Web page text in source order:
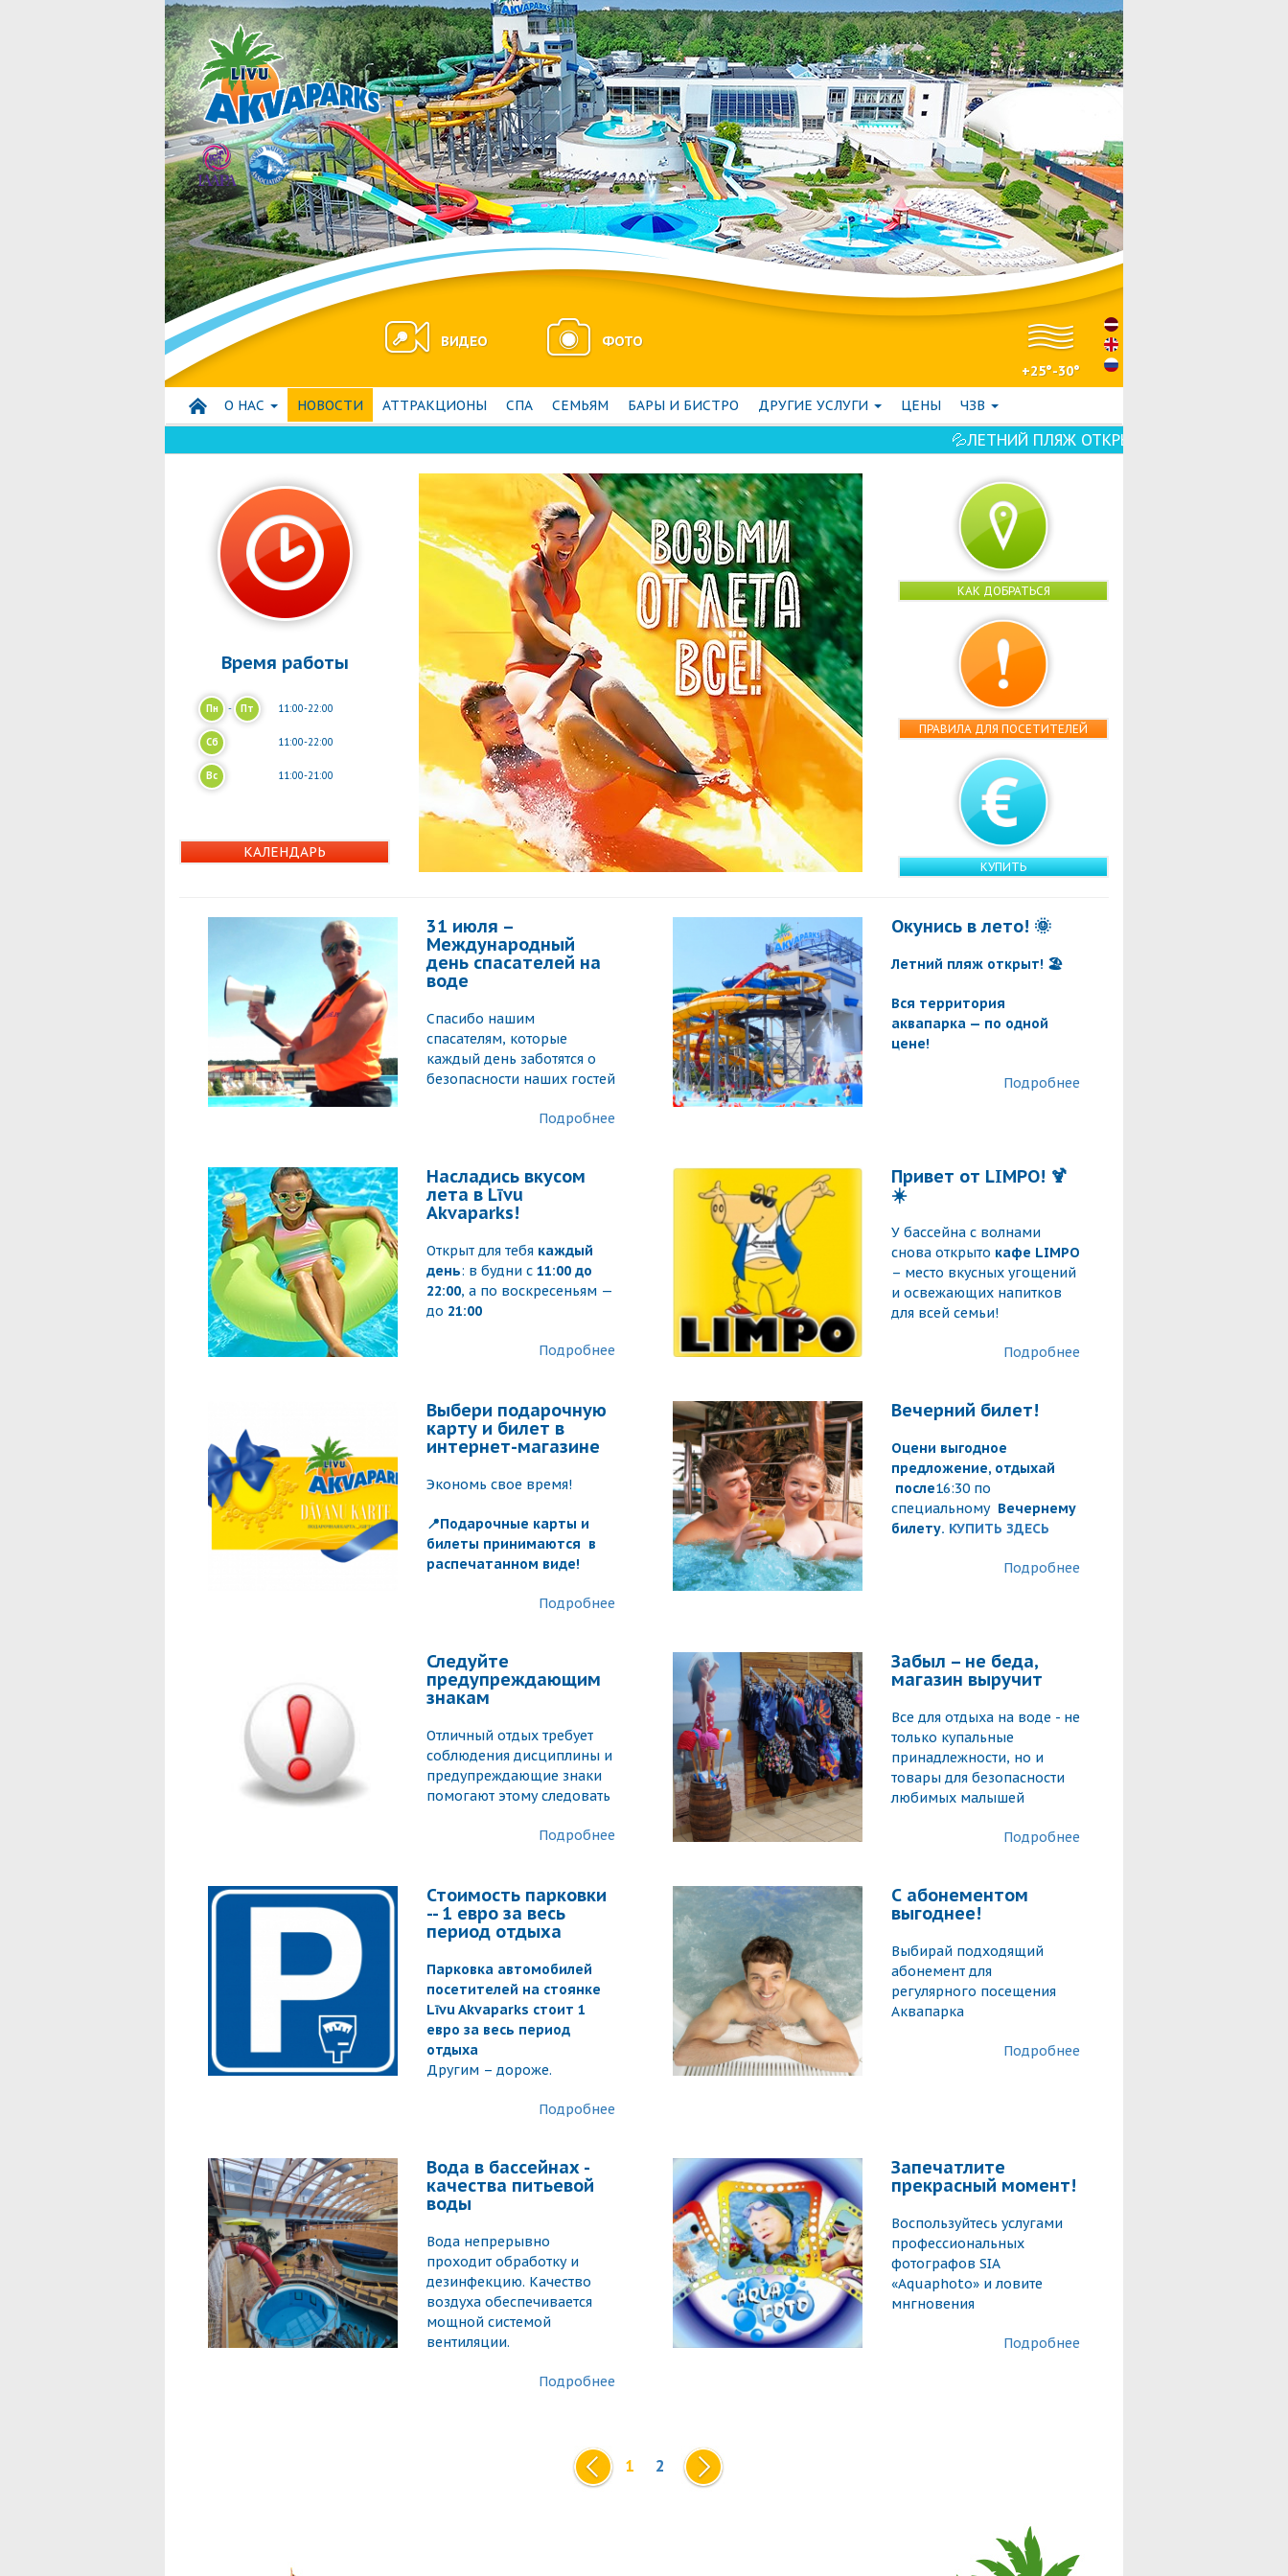
ВИДЕО
ФОТО
+25°-30°
О НАС
HОВОСТИ АТТРАКЦИОНЫ СПА СЕМЬЯМ БАРЫ И БИСТРО ДРУГИЕ УСЛУГИ ЦЕНЫ ЧЗВ
💦ЛЕТНИЙ ПЛЯЖ ОТКРЫТ! ☀️🏖️ – ЕЩЕ БОЛЬШЕ ВОДНЫХ РАЗВЛЕЧЕНИЙ,
Время работы
Пн - Пт 11:00-22:00
Сб 11:00-22:00
Вс 11:00-21:00
КАЛЕНДАРЬ
КАК ДОБРАТЬСЯ
ПРАВИЛА ДЛЯ ПОСЕТИТЕЛЕЙ
КУПИТЬ
31 июля –
Международный
день спасателей на
воде
Спасибо нашим
спасателям, которые
каждый день заботятся о
безопасности наших гостей
Подробнее
Окунись в лето! 🌞
Летний пляж открыт! 🏖️
Вся территория
аквапарка — по одной
цене!
Подробнее
Насладись вкусом
лета в Līvu
Akvaparks!
Открыт для тебя каждый
день: в будни с 11:00 до
22:00, а по воскресеньям —
до 21:00
Подробнее
Привет от LIMPO! 🍹
☀️
У бассейна с волнами
снова открыто кафе LIMPO
– место вкусных угощений
и освежающих напитков
для всей семьи!
Подробнее
Выбери подарочную
карту и билет в
интернет-магазине
Экономь свое время!
📍Подарочные карты и
билеты принимаются в
распечатанном виде!
Подробнее
Вечерний билет!
Оцени выгодное
предложение, отдыхай
после16:30 по
специальному Вечернему
билету. КУПИТЬ ЗДЕСЬ
Подробнее
Следуйте
предупреждающим
знакам
Отличный отдых требует
соблюдения дисциплины и
предупреждающие знаки
помогают этому следовать
Подробнее
Забыл – не беда,
магазин выручит
Все для отдыха на воде - не
только купальные
принадлежности, но и
товары для безопасности
любимых малышей
Подробнее
Стоимость парковки
-- 1 евро за весь
период отдыха
Парковка автомобилей
посетителей на стоянке
Līvu Akvaparks стоит 1
евро за весь период
отдыха
Другим – дороже.
Подробнее
С абонементом
выгоднее!
Выбирай подходящий
абонемент для
регулярного посещения
Аквапарка
Подробнее
Вода в бассейнах -
качества питьевой
воды
Вода непрерывно
проходит обработку и
дезинфекцию. Качество
воздуха обеспечивается
мощной системой
вентиляции.
Подробнее
Запечатлите
прекрасный момент!
Воспользуйтесь услугами
профессиональных
фотографов SIA
«Aquaphoto» и ловите
мнгновения
Подробнее
1 2